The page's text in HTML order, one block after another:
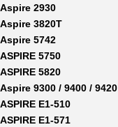
Aspire 2930
Aspire 3820T
Aspire 5742
ASPIRE 5750
ASPIRE 5820
Aspire 9300 / 9400 / 9420
ASPIRE E1-510
ASPIRE E1-571